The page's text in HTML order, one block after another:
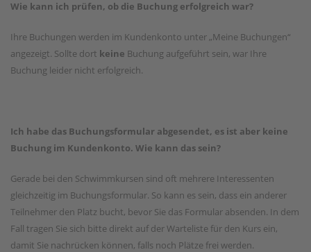
Wie kann ich prüfen, ob die Buchung erfolgreich war?
Ihre Buchungen werden im Kundenkonto unter „Meine Buchungen“
angezeigt. Sollte dort keine Buchung aufgeführt sein, war Ihre
Buchung leider nicht erfolgreich.
Ich habe das Buchungsformular abgesendet, es ist aber keine
Buchung im Kundenkonto. Wie kann das sein?
Gerade bei den Schwimmkursen sind oft mehrere Interessenten
gleichzeitig im Buchungsformular. So kann es sein, dass ein anderer
Teilnehmer den Platz bucht, bevor Sie das Formular absenden. In dem
Fall tragen Sie sich bitte direkt auf der Warteliste für den Kurs ein,
damit Sie nachrücken können, falls noch Plätze frei werden.